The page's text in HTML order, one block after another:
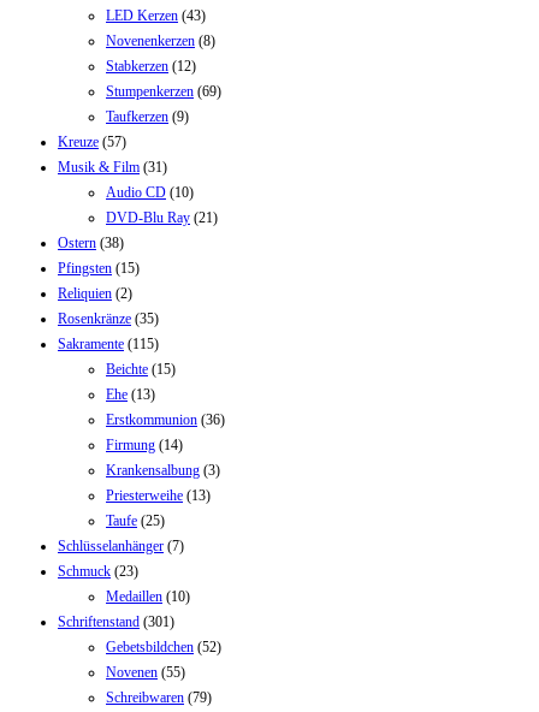
LED Kerzen (43)
Novenenkerzen (8)
Stabkerzen (12)
Stumpenkerzen (69)
Taufkerzen (9)
Kreuze (57)
Musik & Film (31)
Audio CD (10)
DVD-Blu Ray (21)
Ostern (38)
Pfingsten (15)
Reliquien (2)
Rosenkränze (35)
Sakramente (115)
Beichte (15)
Ehe (13)
Erstkommunion (36)
Firmung (14)
Krankensalbung (3)
Priesterweihe (13)
Taufe (25)
Schlüsselanhänger (7)
Schmuck (23)
Medaillen (10)
Schriftenstand (301)
Gebetsbildchen (52)
Novenen (55)
Schreibwaren (79)